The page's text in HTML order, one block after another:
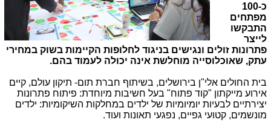
כ-100
מפתחים
התבקשו
לייצר
פתרונות זולים ונגישים בניגוד לחלופות הקיימות בשוק במחירי
עתק, שאוכלוסייה מוחלשת אינה יכולה לעמוד בהם.
בית החולים אלי"ן בירושלים, בשיתוף חברת תום- תיקון עולם, קיים
אירוע מייקתון "קוד פתוח" בעל חשיבות מיוחדת: פיתוח פתרונות
יצירתיים לבעיות יומיומיות של ילדים במחלקות השיקומיות: ילדים
מונשמים, קטועי גפיים, נפגעי תאונות ועוד.